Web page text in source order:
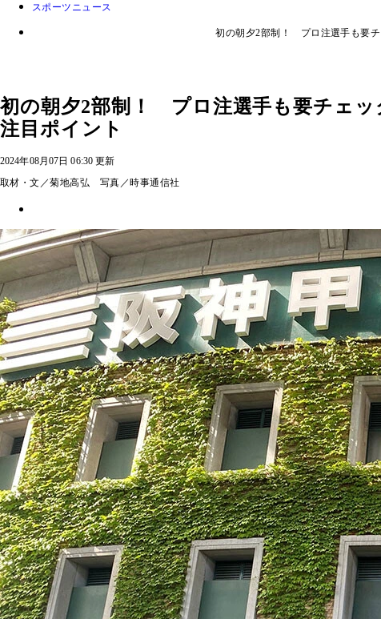
スポーツニュース
初の朝夕2部制！ プロ注選手も要
初の朝夕2部制！ プロ注選手も要チェ
注目ポイント
2024年08月07日 06:30 更新
取材・文／菊地高弘 写真／時事通信社